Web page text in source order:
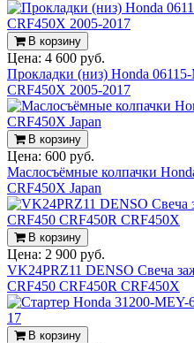
В корзину
Цена: 4 600 руб.
Прокладки (низ) Honda
CRF450X 2005-2017
В корзину
Цена: 600 руб.
Маслосъёмные колпачки
CRF450X Japan
В корзину
Цена: 2 900 руб.
VK24PRZ11 DENSO Свеча
CRF450 CRF450R CRF450X
В корзину